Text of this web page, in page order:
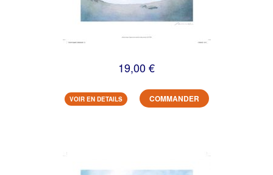
19,00 €
VOIR EN DETAILS COMMANDER